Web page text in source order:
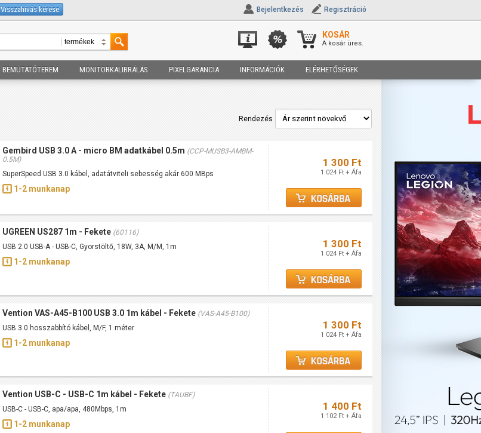
Visszahívás kérése Bejelentkezés Regisztráció
KOSÁR
A kosár üres.
BEMUTATÓTEREM MONITORKALIBRÁLÁS PIXELGARANCIA INFORMÁCIÓK ELÉRHETŐSÉGEK
Rendezés
Gembird USB 3.0 A - micro BM adatkábel 0.5m (CCP-MUSB3-AMBM-
0.5M)
SuperSpeed USB 3.0 kábel, adatátviteli sebesség akár 600 MBps
1-2 munkanap
1 300 Ft
1 024 Ft + Áfa
UGREEN US287 1m - Fekete (60116)
USB 2.0 USB-A - USB-C, Gyorstöltő, 18W, 3A, M/M, 1m
1-2 munkanap
1 300 Ft
1 024 Ft + Áfa
Vention VAS-A45-B100 USB 3.0 1m kábel - Fekete (VAS-A45-B100)
USB 3.0 hosszabbító kábel, M/F, 1 méter
1-2 munkanap
1 300 Ft
1 024 Ft + Áfa
Vention USB-C - USB-C 1m kábel - Fekete (TAUBF)
USB-C - USB-C, apa/apa, 480Mbps, 1m
1-2 munkanap
1 400 Ft
1 102 Ft + Áfa